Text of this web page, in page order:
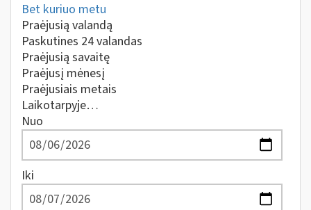
Bet kuriuo metu
Praėjusią valandą
Paskutines 24 valandas
Praėjusią savaitę
Praėjusį mėnesį
Praėjusiais metais
Laikotarpyje…
Nuo
Iki